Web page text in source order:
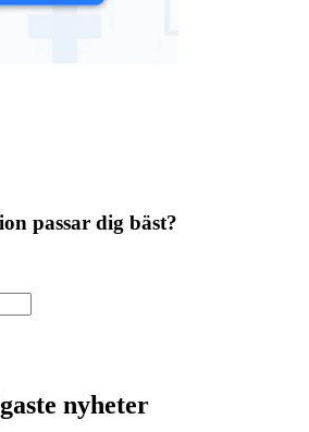
passar dig bäst?
nyheter